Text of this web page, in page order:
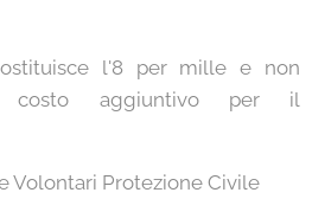
l'8 per mille e non
costo aggiuntivo per il
Volontari Protezione Civile